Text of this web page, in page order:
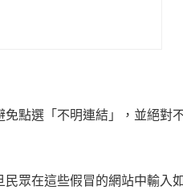
點選「不明連結」，並絕對
眾在這些假冒的網站中輸入